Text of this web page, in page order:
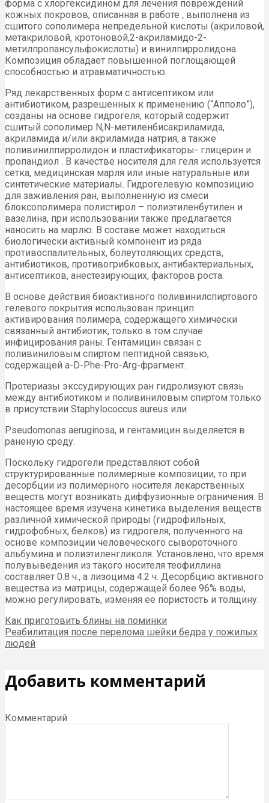
форма с хлоргексидином для лечения повреждений
кожных покровов, описанная в работе , выполнена из
сшитого сополимера непредельной кислоты (акриловой,
метакриловой, кротоновой,2-акриламидо-2-
метилпропансульфокислоты) и винилпирролидона.
Композиция обладает повышенной поглощающей
способностью и атравматичностью.
Ряд лекарственных форм с антисептиком или
антибиотиком, разрешенных к применению (“Апполо”),
созданы на основе гидрогеля, который содержит
сшитый сополимер N,N-метиленбисакриламида,
акриламида и/или акриламида натрия, а также
поливинилпирролидон и пластификаторы- глицерин и
пропандиол . В качестве носителя для геля используется
сетка, медицинская марля или иные натуральные или
синтетические материалы. Гидрогелевую композицию
для заживления ран, выполненную из смеси
блоксополимера полистирол – полиэтиленбутилен и
вазелина, при использовании также предлагается
наносить на марлю. В составе может находиться
биологически активный компонент из ряда
противоспалительных, болеутоляющих средств,
антибиотиков, противогрибковых, антибактериальных,
антисептиков, анестезирующих, факторов роста.
В основе действия биоактивного поливинилспиртового
гелевого покрытия использован принцип
активирования полимера, содержащего химически
связанный антибиотик, только в том случае
инфицирования раны. Гентамицин связан с
поливиниловым спиртом пептидной связью,
содержащей a-D-Phe-Pro-Arg-фрагмент.
Протериазы экссудирующих ран гидролизуют связь
между антибиотиком и поливиниловым спиртом только
в присутствии Staphylococcus aureus или
Pseudomonas aeruginosa, и гентамицин выделяется в
раненую среду.
Поскольку гидрогели представляют собой
структурированные полимерные композиции, то при
десорбции из полимерного носителя лекарственных
веществ могут возникать диффузионные ограничения. В
настоящее время изучена кинетика выделения веществ
различной химической природы (гидрофильных,
гидрофобных, белков) из гидрогеля, полученного на
основе композиции человеческого сывороточного
альбумина и полиэтиленгликоля. Установлено, что время
полувыведения из такого носителя теофиллина
составляет 0.8 ч., а лизоцима 4.2 ч. Десорбцию активного
вещества из матрицы, содержащей более 96% воды,
можно регулировать, изменяя ее пористость и толщину.
Как приготовить блины на поминки
Реабилитация после перелома шейки бедра у пожилых
людей
Добавить комментарий
Комментарий